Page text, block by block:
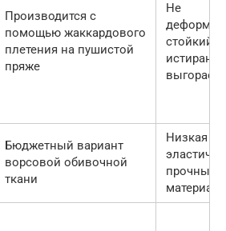
Производится с
помощью жаккардового
плетения на пушистой
пряже
Не
стойкий к
выгорает
Бюджетный вариант
ворсовой обивочной
ткани
Низкая
прочный
материал